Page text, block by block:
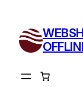
inhoud